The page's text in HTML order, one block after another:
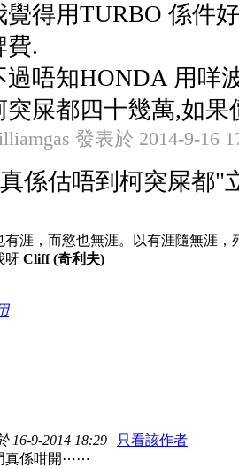
覺得用TURBO 係件
費.
過唔知HONDA 用咩
突屎都四十幾萬,如果
發表於 2014-9-16
係估唔到柯突屎都
有涯，而慾也無涯。以有涯隨無涯，
呀 Cliff (奇利夫)
16-9-2014 18:29 | 只看該作者
真係咁開⋯⋯